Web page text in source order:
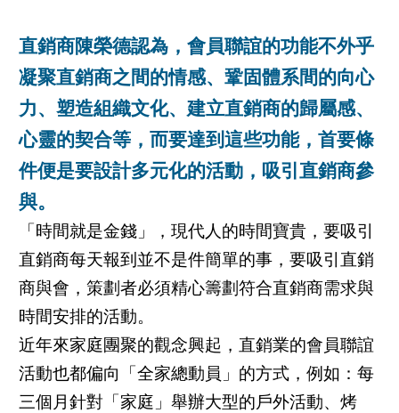
直銷商陳榮德認為，會員聯誼的功能不外乎
凝聚直銷商之間的情感、鞏固體系間的向心
力、塑造組織文化、建立直銷商的歸屬感、
心靈的契合等，而要達到這些功能，首要條
件便是要設計多元化的活動，吸引直銷商參
與。
「時間就是金錢」，現代人的時間寶貴，要吸引
直銷商每天報到並不是件簡單的事，要吸引直銷
商與會，策劃者必須精心籌劃符合直銷商需求與
時間安排的活動。
近年來家庭團聚的觀念興起，直銷業的會員聯誼
活動也都偏向「全家總動員」的方式，例如：每
三個月針對「家庭」舉辦大型的戶外活動、烤